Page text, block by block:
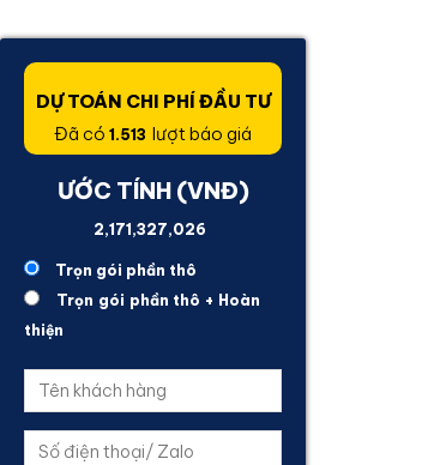
DỰ TOÁN CHI PHÍ ĐẦU TƯ
Đã có 1.513 lượt báo giá
ƯỚC TÍNH (VNĐ)
739,260,660
Trọn gói phần thô
Trọn gói phần thô + Hoàn
thiện